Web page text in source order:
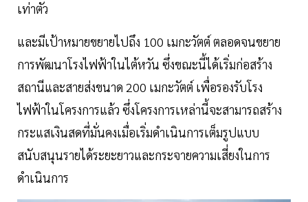
เท่าตัว
และมีเป้าหมายขยายไปถึง 100 เมกะวัตต์ ตลอดจนขยาย
การพัฒนาโรงไฟฟ้าในไต้หวัน ซึ่งขณะนี้ได้เริ่มก่อสร้าง
สถานีและสายส่งขนาด 200 เมกะวัตต์ เพื่อรองรับโรง
ไฟฟ้าในโครงการแล้ว ซึ่งโครงการเหล่านี้จะสามารถสร้าง
กระแสเงินสดที่มั่นคงเมื่อเริ่มดำเนินการเต็มรูปแบบ
สนับสนุนรายได้ระยะยาวและกระจายความเสี่ยงในการ
ดำเนินการ